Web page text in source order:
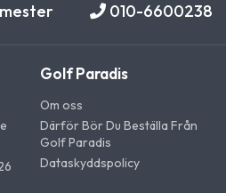
010-6600238
Golf Paradis
Om oss
Därför Bör Du Beställa Från
Golf Paradis
Dataskyddspolicy